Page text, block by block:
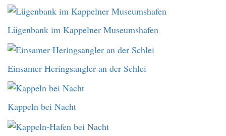
Lügenbank im Kappelner Museumshafen
Einsamer Heringsangler an der Schlei
Kappeln bei Nacht